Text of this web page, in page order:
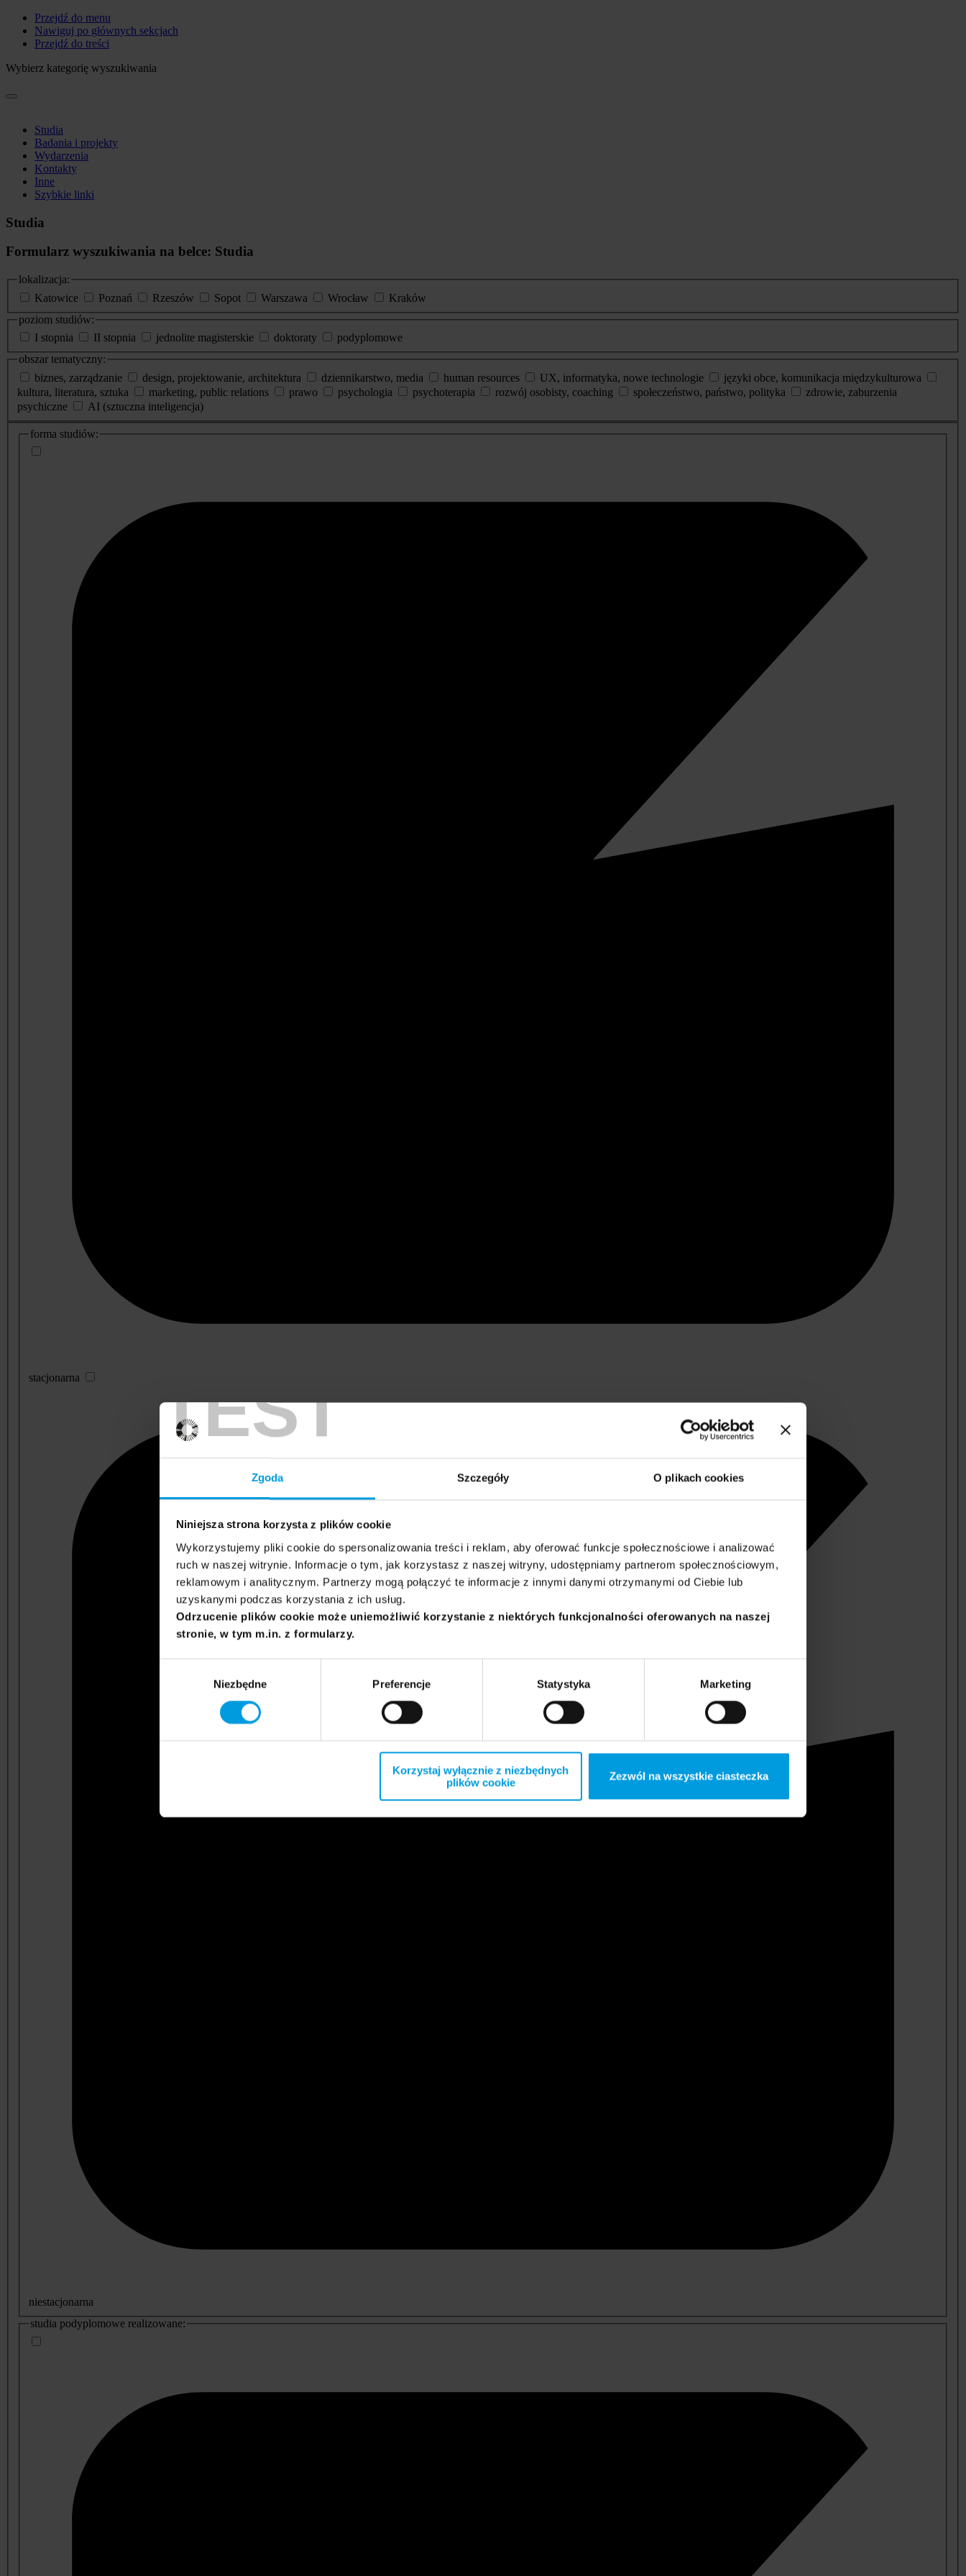
TEST
Zgoda Szczegóły O plikach cookies
Niniejsza strona korzysta z plików cookie
Wykorzystujemy pliki cookie do spersonalizowania treści i reklam, aby oferować funkcje społecznościowe i analizować
ruch w naszej witrynie. Informacje o tym, jak korzystasz z naszej witryny, udostępniamy partnerom społecznościowym,
reklamowym i analitycznym. Partnerzy mogą połączyć te informacje z innymi danymi otrzymanymi od Ciebie lub
uzyskanymi podczas korzystania z ich usług.
Odrzucenie plików cookie może uniemożliwić korzystanie z niektórych funkcjonalności oferowanych na naszej
stronie, w tym m.in. z formularzy.
Niezbędne Preferencje Statystyka Marketing
Korzystaj wyłącznie z niezbędnych
plików cookie
Zezwól na wszystkie ciasteczka
Przejdź do menu
Nawiguj po głównych sekcjach
Przejdź do treści
Wybierz kategorię wyszukiwania
Studia
Badania i projekty
Wydarzenia
Kontakty
Inne
Szybkie linki
Studia
Formularz wyszukiwania na belce: Studia
lokalizacja:
Katowice
Poznań Rzeszów Sopot Warszawa Wrocław
Kraków
poziom studiów:
I stopnia
II stopnia jednolite magisterskie doktoraty
podyplomowe
obszar tematyczny:
biznes, zarządzanie
design, projektowanie, architektura dziennikarstwo, media human resources UX, informatyka, nowe technologie
języki obce, komunikacja międzykulturowa
kultura, literatura, sztuka
marketing, public relations prawo psychologia psychoterapia rozwój osobisty, coaching społeczeństwo, państwo, polityka
zdrowie, zaburzenia
psychiczne
AI (sztuczna inteligencja)
dodatkowe
informacje
forma studiów:
stacjonarna
niestacjonarna
studia podyplomowe realizowane: